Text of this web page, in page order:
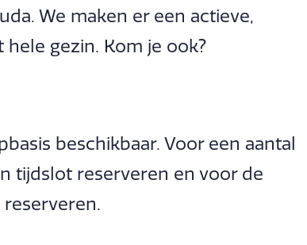
We maken er een actieve,
gezin. Kom je ook?
beschikbaar. Voor een aantal
tijdslot reserveren en voor de